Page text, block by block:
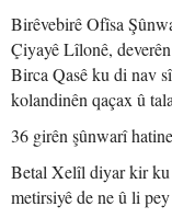
Birêvebirê Ofîsa
Çiyayê Lîlonê,
Birca Qasê ku di nav
kolandinên qaçax û
36 girên şûnwarî
Betal Xelîl diyar kir
metirsiyê de ne û li